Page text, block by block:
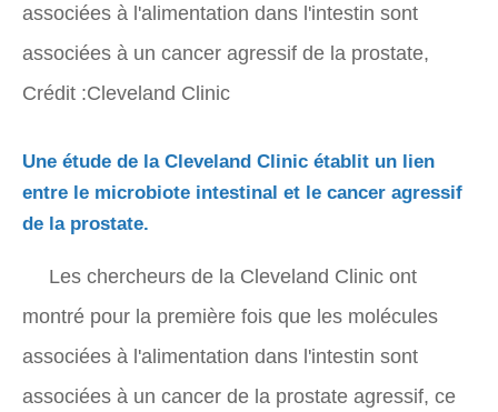
associées à l'alimentation dans l'intestin sont
associées à un cancer agressif de la prostate,
Crédit :Cleveland Clinic
Une étude de la Cleveland Clinic établit un lien
entre le microbiote intestinal et le cancer agressif
de la prostate.
Les chercheurs de la Cleveland Clinic ont
montré pour la première fois que les molécules
associées à l'alimentation dans l'intestin sont
associées à un cancer de la prostate agressif, ce